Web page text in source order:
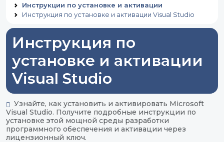
Инструкции по установке и активации
Инструкция по установке и активации Visual Studio
Инструкция по
установке и активации
Visual Studio
Узнайте, как установить и активировать Microsoft
Visual Studio. Получите подробные инструкции по
установке этой мощной среды разработки
программного обеспечения и активации через
лицензионный ключ.